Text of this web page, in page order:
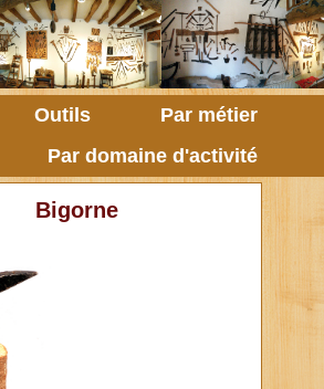
Outils
Par métier
Par domaine d'activité
Bigorne